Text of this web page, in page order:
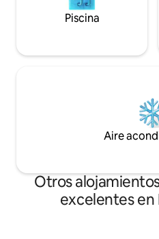
Piscina
Aire
Otros
excelentes en